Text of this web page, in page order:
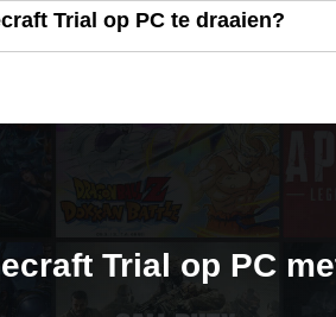
Trial op PC te draaien?
Trial op PC